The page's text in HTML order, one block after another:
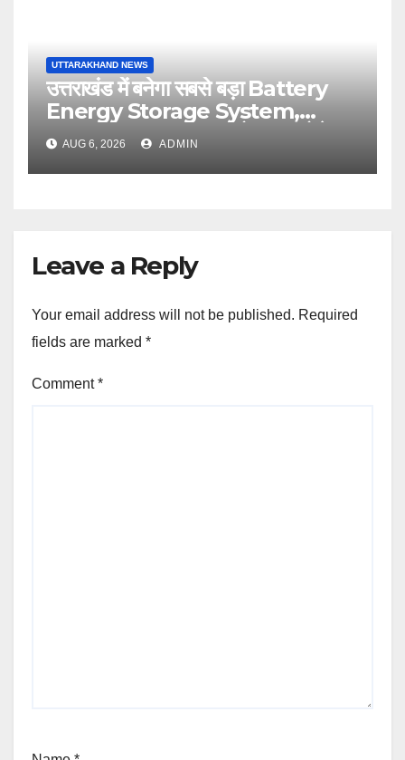
UTTARAKHAND NEWS
उत्तराखंड में बनेगा सबसे बड़ा Battery
Energy Storage System,
UJVNL लगाएगा 352 करोड़ का प्रोजेक्ट
AUG 6, 2026 ADMIN
Leave a Reply
Your email address will not be published. Required
fields are marked *
Comment*